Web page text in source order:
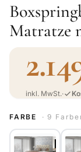
Matratze
inkl. MwSt.·
FARBE · 9